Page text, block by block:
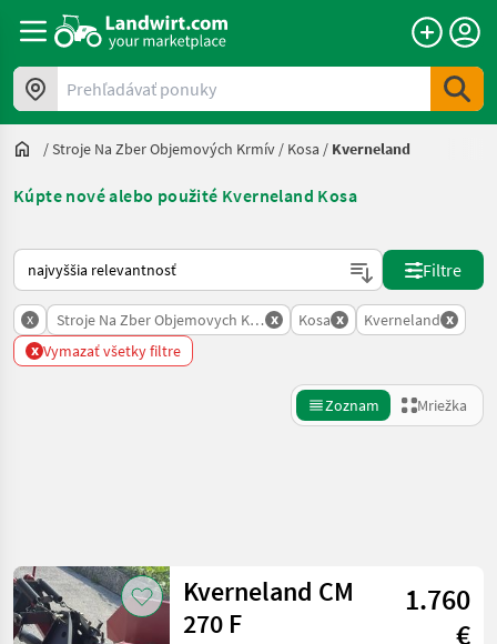
Prehľadávať ponuky
/Stroje Na Zber Objemových Krmív / Kosa / Kverneland
Kúpte nové alebo použité Kverneland Kosa
Takto sa vykonáva triedenie na Landwirt.com
Filtre
x Stroje Na Zber Objemovych Krmiv
x Kosa x Kverneland x
x Vymazať všetky filtre
Zoznam Mriežka
Kategória 4 Krajina Filtre
Kverneland CM
270 F
1.760
€